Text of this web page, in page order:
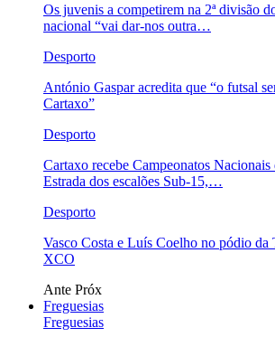
Os juvenis a competirem na 2ª divisão
nacional “vai dar-nos outra…
Desporto
António Gaspar acredita que “o futsal
Cartaxo”
Desporto
Cartaxo recebe Campeonatos
Estrada dos escalões Sub-15,…
Desporto
Vasco Costa e Luís Coelho no pódio da
XCO
Ante Próx
Freguesias
Freguesias